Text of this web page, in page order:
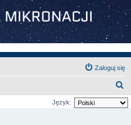
Zaloguj się
z
Język: